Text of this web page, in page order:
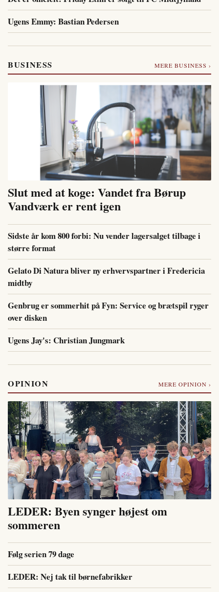
Ugens Emmy: Bastian Pedersen
BUSINESS MERE BUSINESS ›
Slut med at koge: Vandet fra Børup
Vandværk er rent igen
Sidste år kom 800 forbi: Nu vender lagersalget tilbage i
større format
Gelato Di Natura bliver ny erhvervspartner i Fredericia
midtby
Genbrug er sommerhit på Fyn: Service og brætspil ryger
over disken
Ugens Jay's: Christian Jungmark
OPINION MERE OPINION ›
LEDER: Byen synger højest om
sommeren
Følg serien 79 dage
LEDER: Nej tak til børnefabrikker